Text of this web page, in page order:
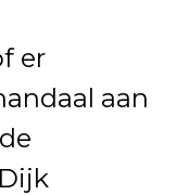
er
aan